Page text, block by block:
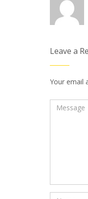
Leave a
Your email